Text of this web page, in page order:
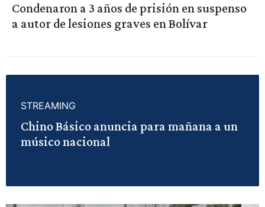
Condenaron a 3 años de prisión en suspenso
a autor de lesiones graves en Bolívar
STREAMING
Chino Básico anuncia para mañana a un
músico nacional